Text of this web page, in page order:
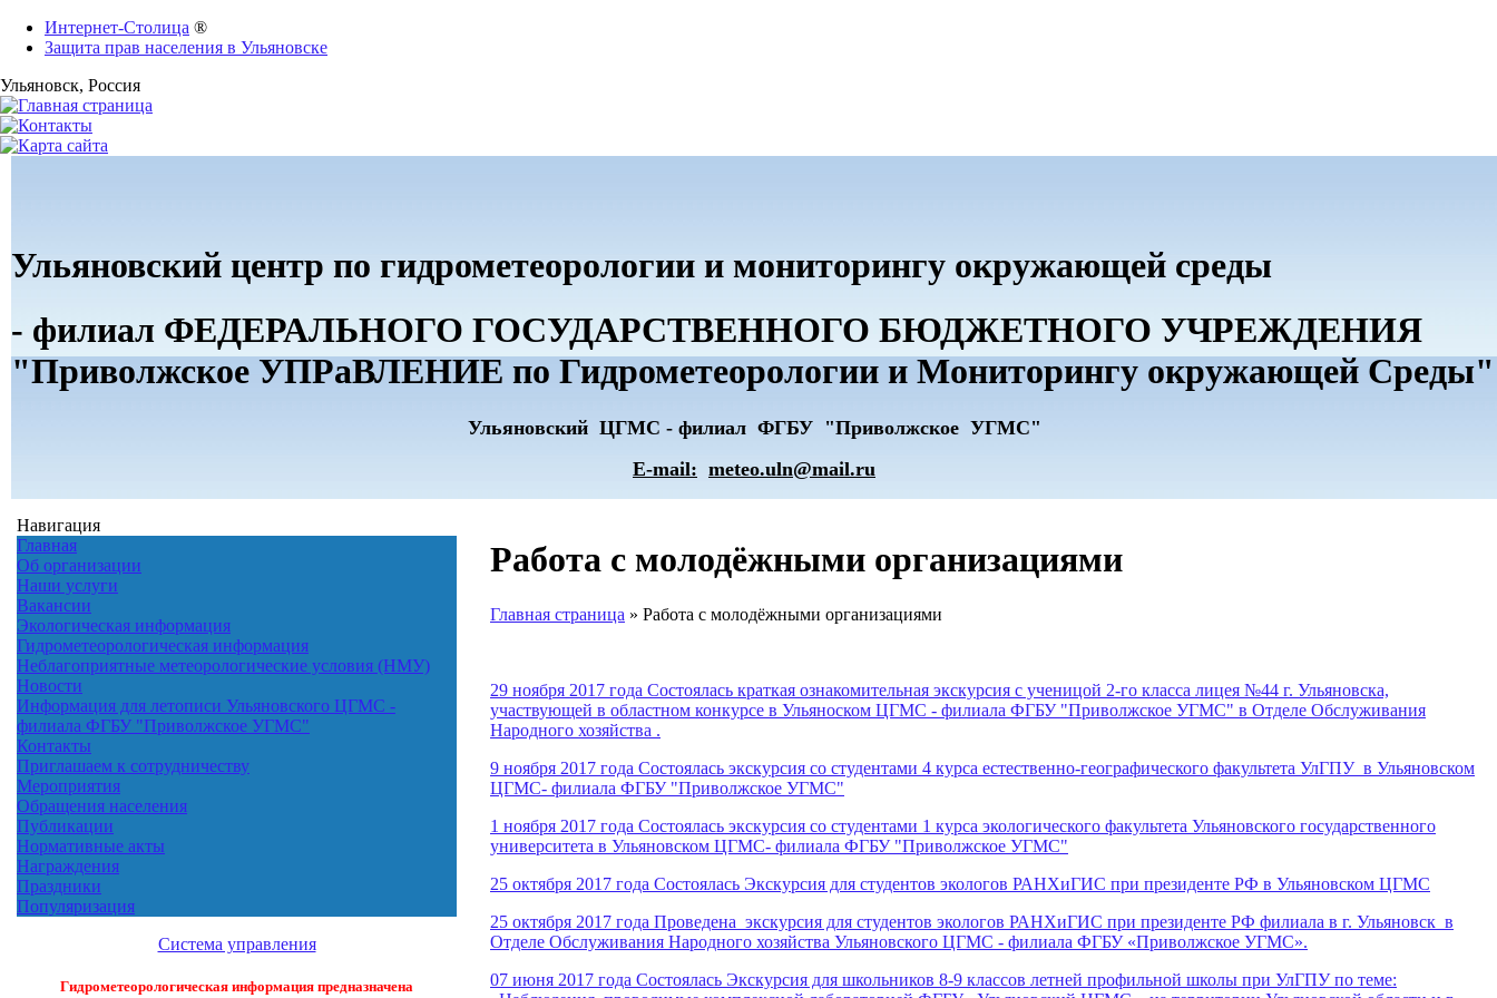
Интернет-Столица ®
Защита прав населения в Ульяновске
Ульяновск, Россия
Ульяновский центр по гидрометеорологии и мониторингу окружающей среды
- филиал ФЕДЕРАЛЬНОГО ГОСУДАРСТВЕННОГО БЮДЖЕТНОГО УЧРЕЖДЕНИЯ
"Приволжское УПРаВЛЕНИЕ по Гидрометеорологии и Мониторингу окружающей Среды"
Ульяновский ЦГМС - филиал ФГБУ "Приволжское УГМС"
E-mail: meteo.uln@mail.ru
Навигация
Главная
Об организации
Наши услуги
Вакансии
Экологическая информация
Гидрометеорологическая информация
Неблагоприятные метеорологические условия (НМУ)
Новости
Информация для летописи Ульяновского ЦГМС -
филиала ФГБУ "Приволжское УГМС"
Контакты
Приглашаем к сотрудничеству
Мероприятия
Обращения населения
Публикации
Нормативные акты
Награждения
Праздники
Популяризация
Система управления
Гидрометеорологическая информация предназначена
Работа с молодёжными организациями
Главная страница » Работа с молодёжными организациями
29 ноября 2017 года Состоялась краткая ознакомительная экскурсия с ученицой 2-го класса лицея №44 г. Ульяновска,
участвующей в областном конкурсе в Ульяноском ЦГМС - филиала ФГБУ "Приволжское УГМС" в Отделе Обслуживания
Народного хозяйства .
9 ноября 2017 года Состоялась экскурсия со студентами 4 курса естественно-географического факультета УлГПУ в Ульяновском
ЦГМС- филиала ФГБУ "Приволжское УГМС"
1 ноября 2017 года Состоялась экскурсия со студентами 1 курса экологического факультета Ульяновского государственного
университета в Ульяновском ЦГМС- филиала ФГБУ "Приволжское УГМС"
25 октября 2017 года Состоялась Экскурсия для студентов экологов РАНХиГИС при президенте РФ в Ульяновском ЦГМС
25 октября 2017 года Проведена экскурсия для студентов экологов РАНХиГИС при президенте РФ филиала в г. Ульяновск в
Отделе Обслуживания Народного хозяйства Ульяновского ЦГМС - филиала ФГБУ «Приволжское УГМС».
07 июня 2017 года Состоялась Экскурсия для школьников 8-9 классов летней профильной школы при УлГПУ по теме: